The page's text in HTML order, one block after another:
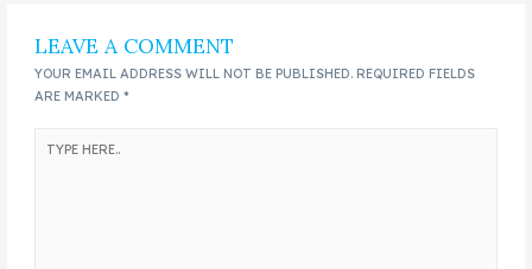
LEAVE A COMMENT
YOUR EMAIL ADDRESS WILL NOT BE PUBLISHED. REQUIRED FIELDS
ARE MARKED*